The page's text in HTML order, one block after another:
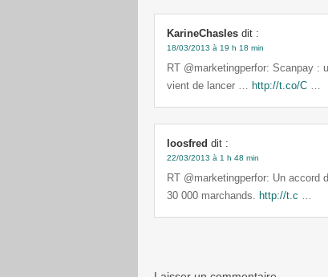
KarineChasles dit :
18/03/2013 à 19 h 18 min
RT @marketingperfor: Scanpay :
vient de lancer … http://t.co/C …
loosfred dit :
22/03/2013 à 1 h 48 min
RT @marketingperfor: Un accord
30 000 marchands. http://t.c …